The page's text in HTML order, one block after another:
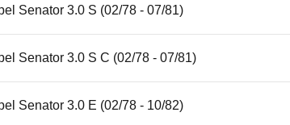
Senator 3.0 S (02/78 - 07/81)
Senator 3.0 S C (02/78 - 07/81)
Senator 3.0 E (02/78 - 10/82)